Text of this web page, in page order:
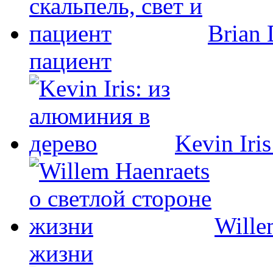
Brian
пациент
Kevin
жизни